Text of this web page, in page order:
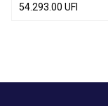
54.293.00 UFI